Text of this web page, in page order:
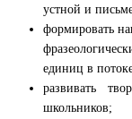
устной и
формировать
единиц в
развивать
школьников;